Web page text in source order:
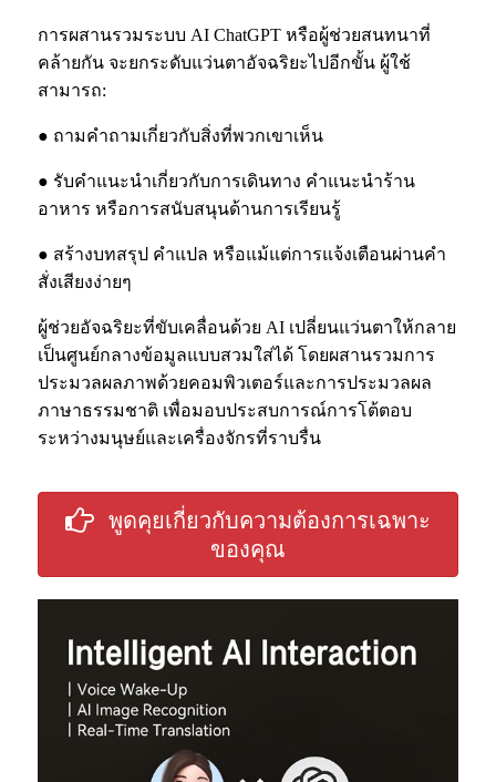
การผสานรวมระบบ AI ChatGPT หรือผู้ช่วยสนทนาที่
คล้ายกัน จะยกระดับแว่นตาอัจฉริยะไปอีกขั้น ผู้ใช้
สามารถ:
● ถามคำถามเกี่ยวกับสิ่งที่พวกเขาเห็น
● รับคำแนะนำเกี่ยวกับการเดินทาง คำแนะนำร้าน
อาหาร หรือการสนับสนุนด้านการเรียนรู้
● สร้างบทสรุป คำแปล หรือแม้แต่การแจ้งเตือนผ่านคำ
สั่งเสียงง่ายๆ
ผู้ช่วยอัจฉริยะที่ขับเคลื่อนด้วย AI เปลี่ยนแว่นตาให้กลาย
เป็นศูนย์กลางข้อมูลแบบสวมใส่ได้ โดยผสานรวมการ
ประมวลผลภาพด้วยคอมพิวเตอร์และการประมวลผล
ภาษาธรรมชาติ เพื่อมอบประสบการณ์การโต้ตอบ
ระหว่างมนุษย์และเครื่องจักรที่ราบรื่น
พูดคุยเกี่ยวกับความต้องการเฉพาะ
ของคุณ